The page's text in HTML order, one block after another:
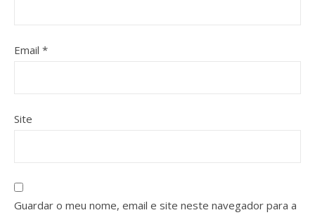
Email *
Site
Guardar o meu nome, email e site neste navegador para a